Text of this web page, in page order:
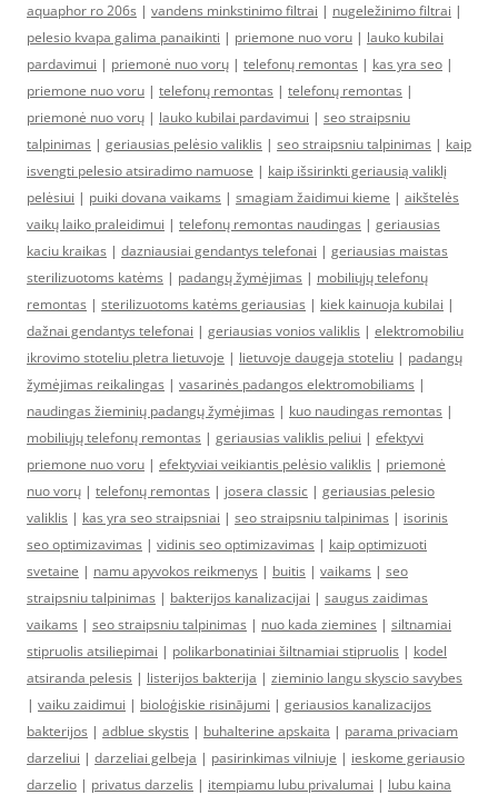
aquaphor ro 206s | vandens minkstinimo filtrai | nugeležinimo filtrai |
pelesio kvapa galima panaikinti | priemone nuo voru | lauko kubilai
pardavimui | priemonė nuo vorų | telefonų remontas | kas yra seo |
priemone nuo voru | telefonų remontas | telefonų remontas |
priemonė nuo vorų | lauko kubilai pardavimui | seo straipsniu
talpinimas | geriausias pelėsio valiklis | seo straipsniu talpinimas | kaip
isvengti pelesio atsiradimo namuose | kaip išsirinkti geriausią valiklį
pelėsiui | puiki dovana vaikams | smagiam žaidimui kieme | aikštelės
vaikų laiko praleidimui | telefonų remontas naudingas | geriausias
kaciu kraikas | dazniausiai gendantys telefonai | geriausias maistas
sterilizuotoms katėms | padangų žymėjimas | mobiliųjų telefonų
remontas | sterilizuotoms katėms geriausias | kiek kainuoja kubilai |
dažnai gendantys telefonai | geriausias vonios valiklis | elektromobiliu
ikrovimo stoteliu pletra lietuvoje | lietuvoje daugeja stoteliu | padangų
žymėjimas reikalingas | vasarinės padangos elektromobiliams |
naudingas žieminių padangų žymėjimas | kuo naudingas remontas |
mobiliųjų telefonų remontas | geriausias valiklis peliui | efektyvi
priemone nuo voru | efektyviai veikiantis pelėsio valiklis | priemonė
nuo vorų | telefonų remontas | josera classic | geriausias pelesio
valiklis | kas yra seo straipsniai | seo straipsniu talpinimas | isorinis
seo optimizavimas | vidinis seo optimizavimas | kaip optimizuoti
svetaine | namu apyvokos reikmenys | buitis | vaikams | seo
straipsniu talpinimas | bakterijos kanalizacijai | saugus zaidimas
vaikams | seo straipsniu talpinimas | nuo kada ziemines | siltnamiai
stipruolis atsiliepimai | polikarbonatiniai šiltnamiai stipruolis | kodel
atsiranda pelesis | listerijos bakterija | zieminio langu skyscio savybes
| vaiku zaidimui | bioloģiskie risinājumi | geriausios kanalizacijos
bakterijos | adblue skystis | buhalterine apskaita | parama privaciam
darzeliui | darzeliai gelbeja | pasirinkimas vilniuje | ieskome geriausio
darzelio | privatus darzelis | itempiamu lubu privalumai | lubu kaina